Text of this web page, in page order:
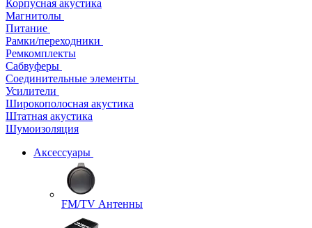
Корпусная акустика
Магнитолы
Питание
Рамки/переходники
Ремкомплекты
Сабвуферы
Соединительные элементы
Усилители
Широкополосная акустика
Штатная акустика
Шумоизоляция
Аксессуары
FM/TV Антенны